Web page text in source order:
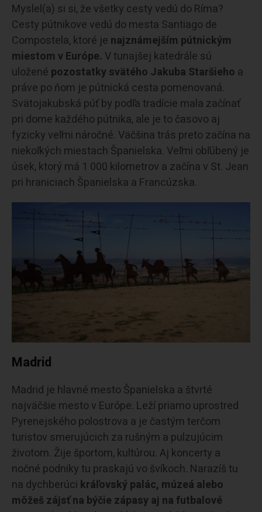
Myslel(a) si si, že všetky cesty vedú do Ríma?
Cesty pútnikove vedú do mesta Santiago de
Compostela, ktoré je najznámejším pútnickým
miestom v Európe. V tunajšej katedrále sú
uložené pozostatky svätého Jakuba Staršieho a
práve po ňom je pútnická cesta pomenovaná.
Svätojakubská púť by podľa tradície mala začínať
pri dome každého pútnika, ale je to časovo aj
fyzicky veľmi náročné. Väčšina trás preto začína na
niekoľkých miestach Španielska. Veľmi obľúbený je
úsek, ktorý má 1 000 kilometrov a začína v St. Jean
pri hraniciach Španielska a Francúzska.
Madrid
Madrid je hlavné mesto Španielska a štvrté
najväčšie mesto v Európe. Leží priamo uprostred
Pyrenejského polostrova a je častým terčom
turistov smerujúcich za rušným a pulzujúcim
životom. Žije športom, kultúrou. Aj koncerty a
nočné podniky tu praskajú vo švíkoch. Narazíš tu
na dychberúci kráľovský palác, múzeá alebo
môžeš zájsť na býčie zápasy aj na futbalové